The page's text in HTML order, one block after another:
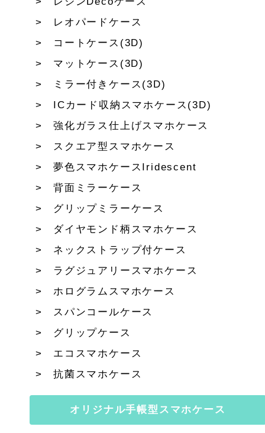
レオパードケース
コートケース(3D)
マットケース(3D)
ミラー付きケース(3D)
ICカード収納スマホケース(3D)
強化ガラス仕上げスマホケース
スクエア型スマホケース
夢色スマホケースIridescent
背面ミラーケース
グリップミラーケース
ダイヤモンド柄スマホケース
ネックストラップ付ケース
ラグジュアリースマホケース
ホログラムスマホケース
スパンコールケース
グリップケース
エコスマホケース
抗菌スマホケース
オリジナル手帳型スマホケース